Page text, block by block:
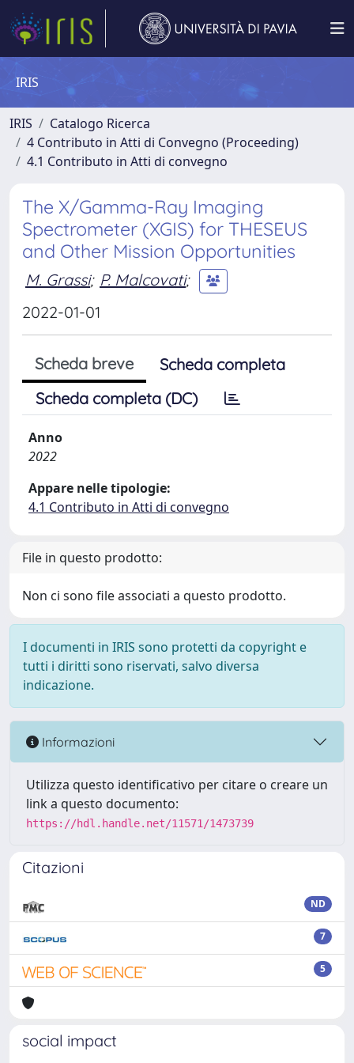
IRIS
IRIS
Catalogo Ricerca
4 Contributo in Atti di Convegno (Proceeding)
4.1 Contributo in Atti di convegno
The X/Gamma-Ray Imaging
Spectrometer (XGIS) for THESEUS
and Other Mission Opportunities
M. Grassi; P. Malcovati;
2022-01-01
Scheda breve
Scheda completa
Scheda completa (DC)
Anno
2022
Appare nelle tipologie:
4.1 Contributo in Atti di convegno
File in questo prodotto:
Non ci sono file associati a questo prodotto.
I documenti in IRIS sono protetti da copyright e
tutti i diritti sono riservati, salvo diversa
indicazione.
Informazioni
Utilizza questo identificativo per citare o creare un
link a questo documento:
https://hdl.handle.net/11571/1473739
Citazioni
ND
7
5
social impact